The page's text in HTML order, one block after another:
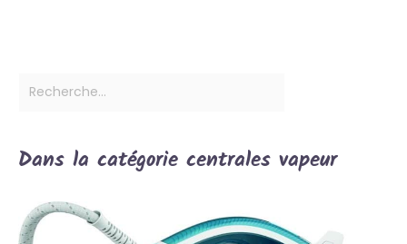
Dans la catégorie centrales vapeur